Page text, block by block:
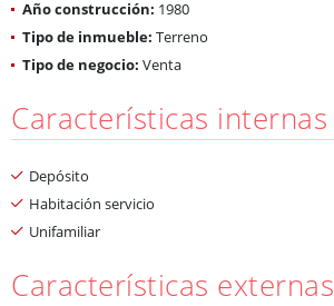
Año construcción: 1980
Tipo de inmueble: Terreno
Tipo de negocio: Venta
Características internas
Depósito
Habitación servicio
Unifamiliar
Características externas